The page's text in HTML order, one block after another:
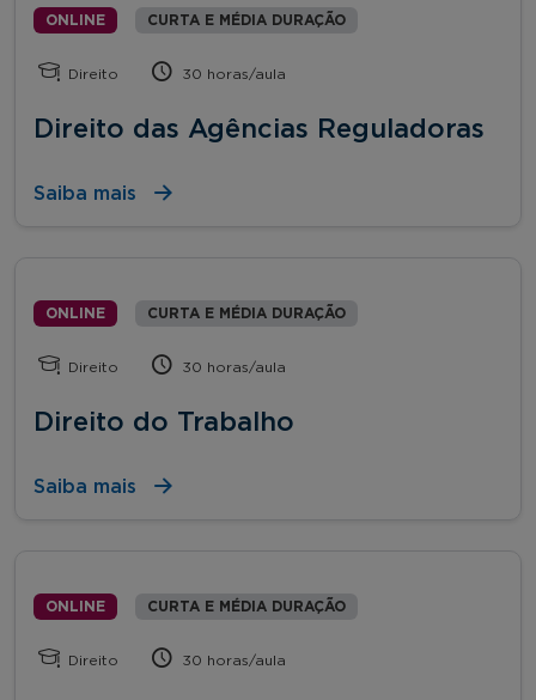
ONLINE CURTA E MÉDIA DURAÇÃO
Direito 30 horas/aula
Direito das Agências Reguladoras
Saiba mais
ONLINE CURTA E MÉDIA DURAÇÃO
Direito 30 horas/aula
Direito do Trabalho
Saiba mais
ONLINE CURTA E MÉDIA DURAÇÃO
Direito 30 horas/aula